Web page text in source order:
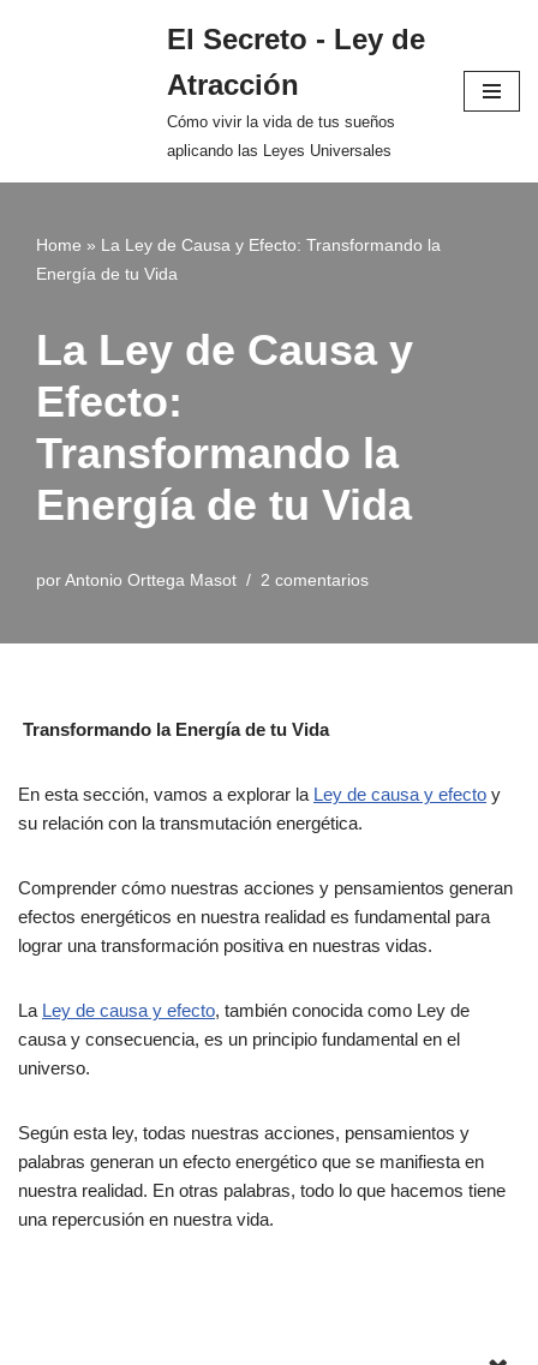
El Secreto - Ley de
Atracción
Cómo vivir la vida de tus sueños
aplicando las Leyes Universales
Home » La Ley de Causa y Efecto: Transformando la
Energía de tu Vida
La Ley de Causa y
Efecto:
Transformando la
Energía de tu Vida
por Antonio Orttega Masot 2 comentarios
Transformando la Energía de tu Vida
En esta sección, vamos a explorar la Ley de causa y efecto y
su relación con la transmutación energética.
Comprender cómo nuestras acciones y pensamientos generan
efectos energéticos en nuestra realidad es fundamental para
lograr una transformación positiva en nuestras vidas.
La Ley de causa y efecto, también conocida como Ley de
causa y consecuencia, es un principio fundamental en el
universo.
Según esta ley, todas nuestras acciones, pensamientos y
palabras generan un efecto energético que se manifiesta en
nuestra realidad. En otras palabras, todo lo que hacemos tiene
una repercusión en nuestra vida.